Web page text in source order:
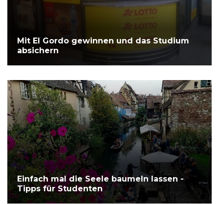
Mit El Gordo gewinnen und das Studium
absichern
Einfach mal die Seele baumeln lassen -
Tipps für Studenten